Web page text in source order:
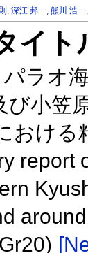
,深江 邦一,熊川 浩一
イ
ラオ
び小笠
おける
report